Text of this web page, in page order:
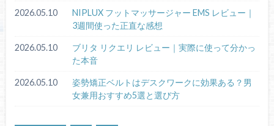
2026.05.10
NIPLUX フットマッサージャー EMS レビュー｜
3週間使った正直な感想
2026.05.10
ブリタ リクエリ レビュー｜実際に使って分かっ
た本音
2026.05.10
姿勢矯正ベルトはデスクワークに効果ある？男
女兼用おすすめ5選と選び方